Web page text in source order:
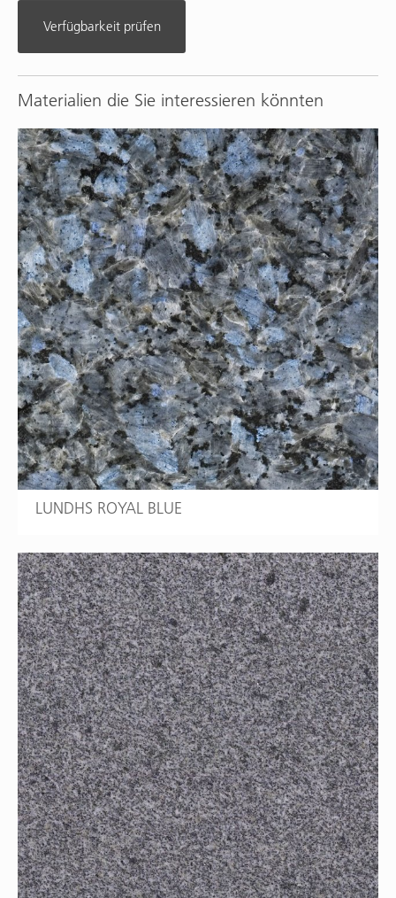
Verfügbarkeit prüfen
Materialien die Sie interessieren könnten
LUNDHS ROYAL BLUE